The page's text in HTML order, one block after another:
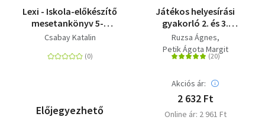
Lexi - Iskola-előkészítő
mesetankönyv 5-7
éveseknek
Csabay Katalin
Előjegyezhető
Játékos helyesírási
gyakorló 2. és 3.
osztályosoknak
Ruzsa Ágnes
Petik Ágota Margit
Akciós ár:
2 632 Ft
Online ár: 2 961 Ft